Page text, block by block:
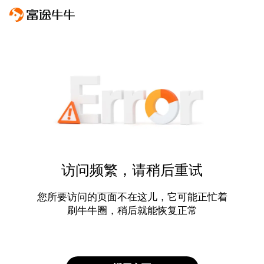
访问频繁，请稍后重试
您所要访问的页面不在这儿，它可能正忙着
刷牛牛圈，稍后就能恢复正常